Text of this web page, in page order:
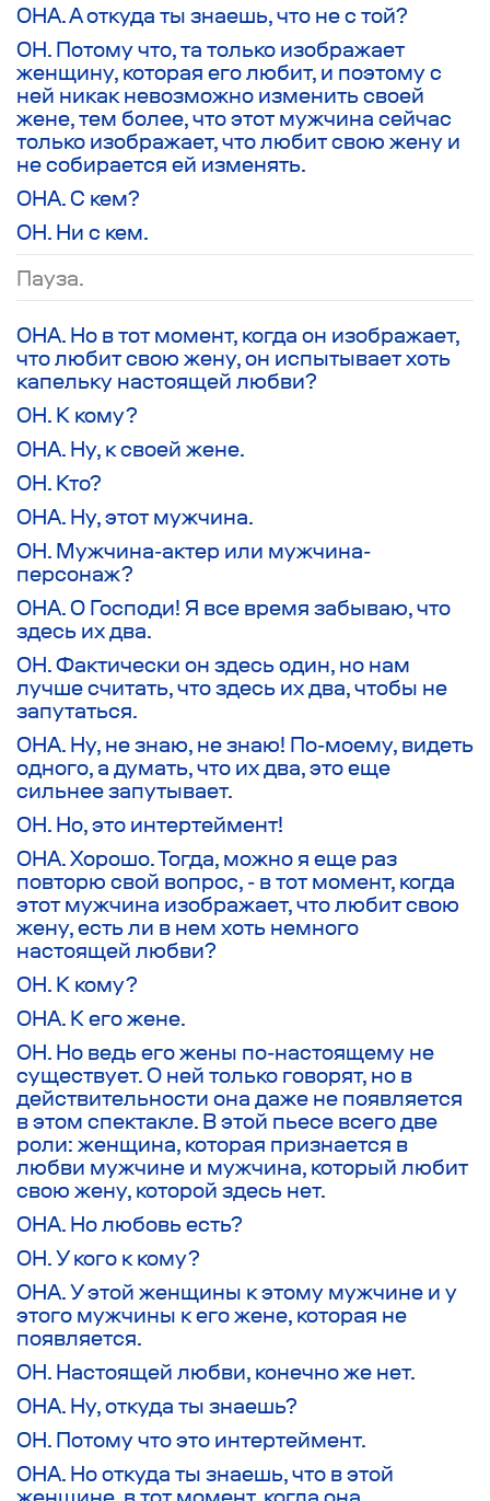
ОНА. А откуда ты знаешь, что не с той?
ОН. Потому что, та только изображает
женщину, которая его любит, и поэтому с
ней никак невозможно изменить своей
жене, тем более, что этот мужчина сейчас
только изображает, что любит свою жену и
не собирается ей изменять.
ОНА. С кем?
ОН. Ни с кем.
Пауза.
ОНА. Но в тот момент, когда он изображает,
что любит свою жену, он испытывает хоть
капельку настоящей любви?
ОН. К кому?
ОНА. Ну, к своей жене.
ОН. Кто?
ОНА. Ну, этот мужчина.
ОН. Мужчина-актер или мужчина-
персонаж?
ОНА. О Господи! Я все время забываю, что
здесь их два.
ОН. Фактически он здесь один, но нам
лучше считать, что здесь их два, чтобы не
запутаться.
ОНА. Ну, не знаю, не знаю! По-моему, видеть
одного, а думать, что их два, это еще
сильнее запутывает.
ОН. Но, это интертеймент!
ОНА. Хорошо. Тогда, можно я еще раз
повторю свой вопрос, - в тот момент, когда
этот мужчина изображает, что любит свою
жену, есть ли в нем хоть немного
настоящей любви?
ОН. К кому?
ОНА. К его жене.
ОН. Но ведь его жены по-настоящему не
существует. О ней только говорят, но в
действительности она даже не появляется
в этом спектакле. В этой пьесе всего две
роли: женщина, которая признается в
любви мужчине и мужчина, который любит
свою жену, которой здесь нет.
ОНА. Но любовь есть?
ОН. У кого к кому?
ОНА. У этой женщины к этому мужчине и у
этого мужчины к его жене, которая не
появляется.
ОН. Настоящей любви, конечно же нет.
ОНА. Ну, откуда ты знаешь?
ОН. Потому что это интертеймент.
ОНА. Но откуда ты знаешь, что в этой